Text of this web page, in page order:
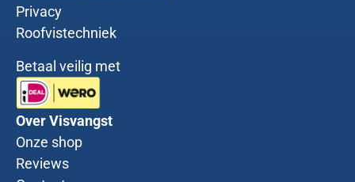
Privacy
Roofvistechniek
Betaal veilig met
Over Visvangst
Onze shop
Reviews